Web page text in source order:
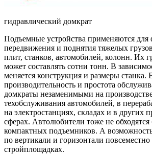
гидравлический домкрат
Подъемные устройства применяются для
передвижения и поднятия тяжелых
плит, станков, автомобилей, колонн. Их
может составлять сотни тонн. В
меняется конструкция и размеры станка.
производительность и простота
домкраты незаменимыми на
техобслуживания автомобилей, в
на электростанциях, складах и в других
сферах. Автолюбители тоже не обходятся
компактных подъемников. А
по вертикали и горизонтали повсеместно
стройплощадках.